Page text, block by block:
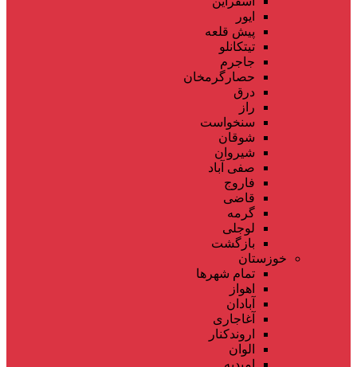
ایور
پیش قلعه
تیتکانلو
جاجرم
حصارگرمخان
درق
راز
سنخواست
شوقان
شیروان
صفی آباد
فاروج
قاضی
گرمه
لوجلی
بازگشت
خوزستان
تمام شهر‌ها
اهواز
آبادان
آغاجاری
اروندکنار
الوان
امیدیه